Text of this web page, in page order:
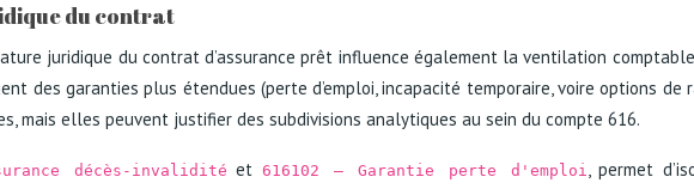
du contrat
juridique du contrat d’assurance prêt influence également la ventilation
des garanties plus étendues (perte d’emploi, incapacité temporaire, voire options de
mais elles peuvent justifier des subdivisions analytiques au sein du compte 616.
décès-invalidité et616102 – Garantie perte d'emploi, permet